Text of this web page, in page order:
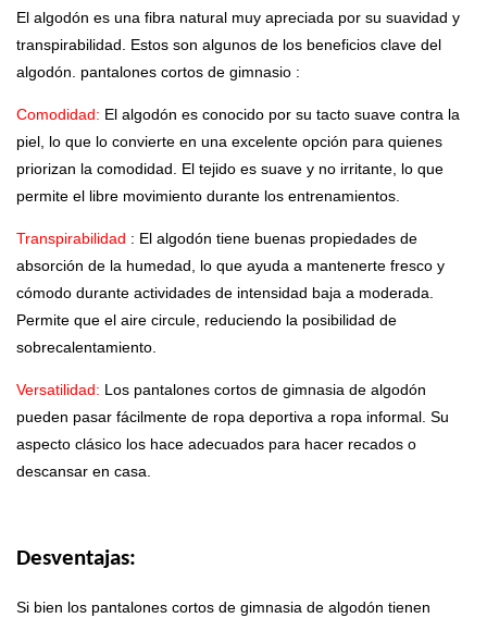
El algodón es una fibra natural muy apreciada por su suavidad y
transpirabilidad. Estos son algunos de los beneficios clave del
algodón. pantalones cortos de gimnasio :
Comodidad: El algodón es conocido por su tacto suave contra la
piel, lo que lo convierte en una excelente opción para quienes
priorizan la comodidad. El tejido es suave y no irritante, lo que
permite el libre movimiento durante los entrenamientos.
Transpirabilidad : El algodón tiene buenas propiedades de
absorción de la humedad, lo que ayuda a mantenerte fresco y
cómodo durante actividades de intensidad baja a moderada.
Permite que el aire circule, reduciendo la posibilidad de
sobrecalentamiento.
Versatilidad: Los pantalones cortos de gimnasia de algodón
pueden pasar fácilmente de ropa deportiva a ropa informal. Su
aspecto clásico los hace adecuados para hacer recados o
descansar en casa.
Desventajas:
Si bien los pantalones cortos de gimnasia de algodón tienen